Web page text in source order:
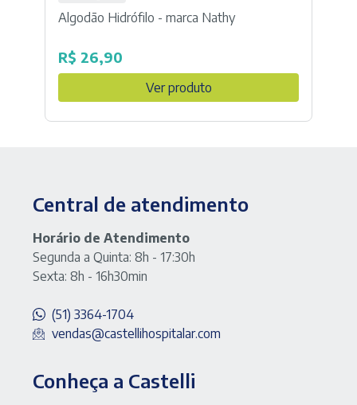
Algodão Hidrófilo - marca Nathy
R$ 26,90
Ver produto
Central de atendimento
Horário de Atendimento
Segunda a Quinta: 8h - 17:30h
Sexta: 8h - 16h30min
(51) 3364-1704
vendas@castellihospitalar.com
Conheça a Castelli